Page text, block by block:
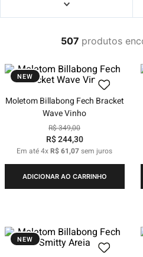
507 produtos
NEW
Moletom Billabong Fech Bracket
Wave Vinho
R$349,00
R$244,30
Em até4xR$61,07sem juros
ADICIONAR AO CARRINHO
NEW
bermuda
7º
jaqueta
carteira
9º
mochila
biquini